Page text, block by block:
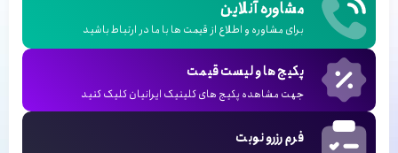
مشاوره آنلاین
برای مشاوره و اطلاع از قیمت ها با ما در ارتباط باشید
پکیج ها و لیست قیمت
جهت مشاهده پکیج های کلینیک ایرانیان کلیک کنید
فرم رزرو نوبت